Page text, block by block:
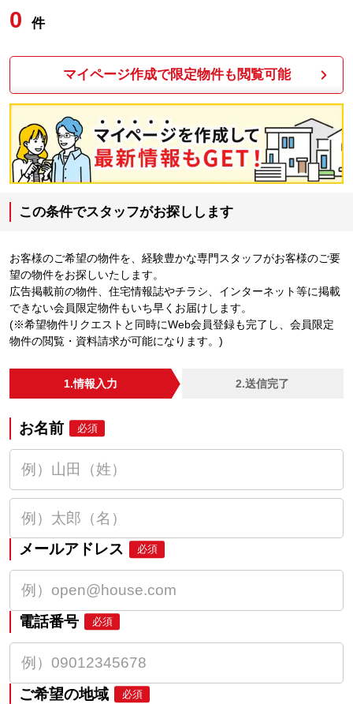
0 件
マイページ作成で限定物件も閲覧可能
この条件でスタッフがお探しします
お客様のご希望の物件を、経験豊かな専門スタッフがお客様のご要
望の物件をお探しいたします。
広告掲載前の物件、住宅情報誌やチラシ、インターネット等に掲載
できない会員限定物件もいち早くお届けします。
(※希望物件リクエストと同時にWeb会員登録も完了し、会員限定
物件の閲覧・資料請求が可能になります。)
1.情報入力 2.送信完了
お名前 必須
メールアドレス 必須
電話番号 必須
ご希望の地域 必須